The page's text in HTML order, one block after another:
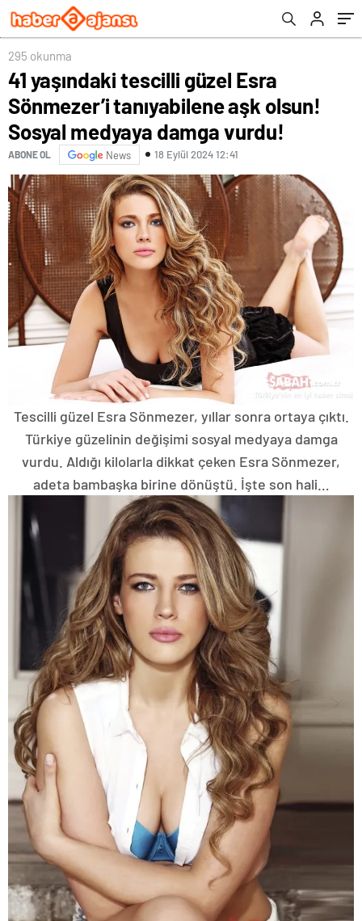
damga vurdu!
295 okunma
41 yaşındaki tescilli güzel Esra
Sönmezer’i tanıyabilene aşk olsun!
Sosyal medyaya damga vurdu!
ABONE OL News 18 Eylül 2024 12:41
Tescilli güzel Esra Sönmezer, yıllar sonra ortaya çıktı.
Türkiye güzelinin değişimi sosyal medyaya damga
vurdu. Aldığı kilolarla dikkat çeken Esra Sönmezer,
adeta bambaşka birine dönüştü. İşte son hali…